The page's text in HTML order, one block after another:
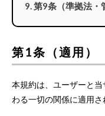
第9条（準拠法・
第1条（適用）
本規約は、ユーザーと
わる一切の関係に適用さ